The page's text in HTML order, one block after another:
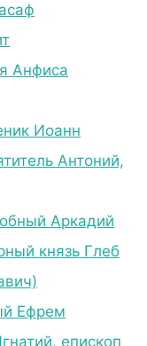
Анфиса
Иоанн
Антоний,
Аркадий
князь Глеб
Ефрем
епископ